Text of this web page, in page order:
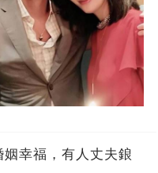
姻幸福，有人丈夫鋃